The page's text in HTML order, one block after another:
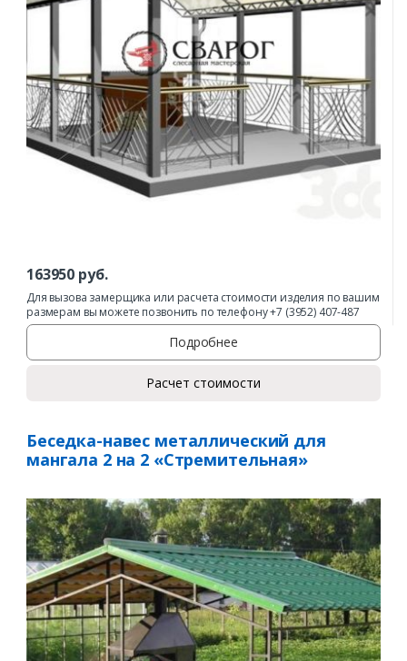
163950 руб.
Для вызова замерщика или расчета стоимости изделия по вашим
размерам вы можете позвонить по телефону +7 (3952) 407-487
Подробнее
Расчет стоимости
Беседка-навес металлический для
мангала 2 на 2 «Стремительная»